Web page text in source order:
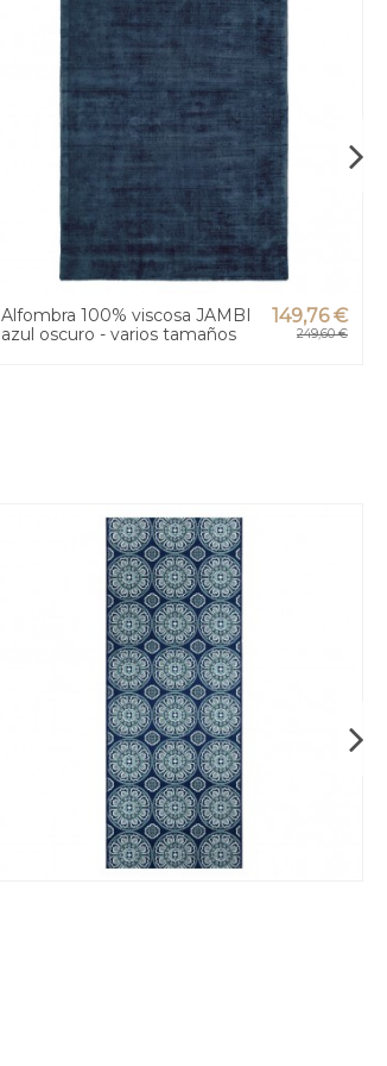
Alfombra 100% viscosa JAMBI
azul oscuro - varios tamaños
149,76 €
249,60 €